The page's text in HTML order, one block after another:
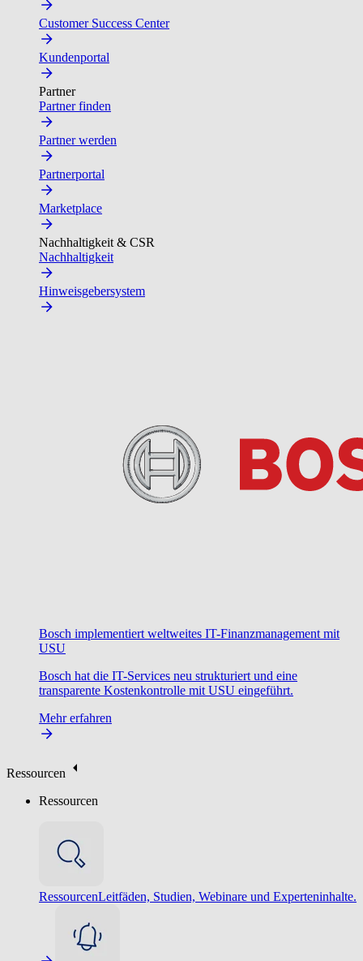
Customer Success Center
Kundenportal
Partner
Partner finden
Partner werden
Partnerportal
Marketplace
Nachhaltigkeit & CSR
Nachhaltigkeit
Hinweisgebersystem
Bosch implementiert weltweites IT-Finanzmanagement mit
USU
Bosch hat die IT-Services neu strukturiert und eine
transparente Kostenkontrolle mit USU eingeführt.
Mehr erfahren
Ressourcen
Ressourcen
RessourcenLeitfäden, Studien, Webinare und Experteninhalte.